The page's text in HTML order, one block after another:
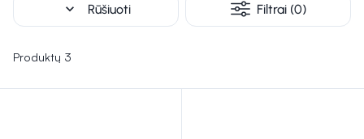
expand_more Rūšiuoti Filtrai (0)
Produktų 3